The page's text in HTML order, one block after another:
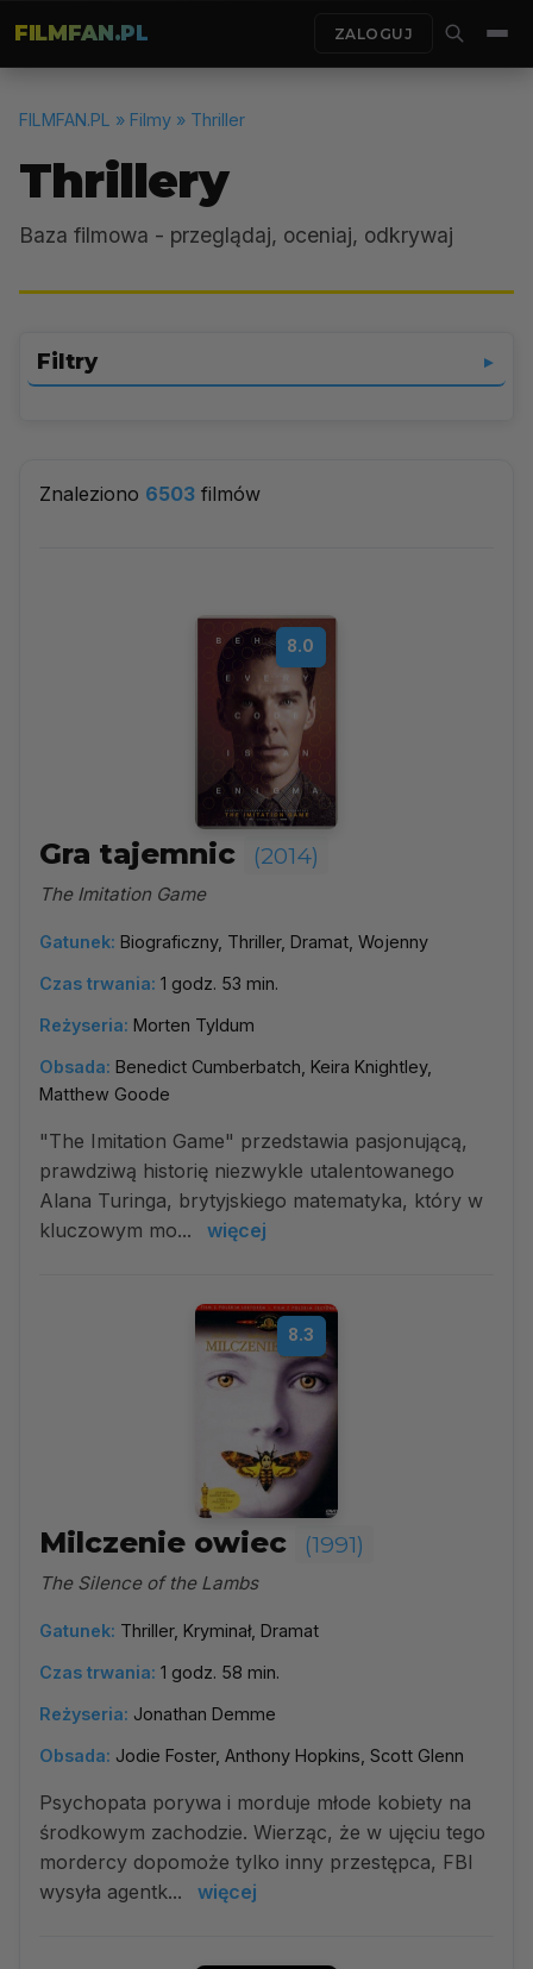
FILMFAN.PL ZALOGUJ
FILMFAN.PL » Filmy » Thriller
Thrillery
Baza filmowa - przeglądaj, oceniaj, odkrywaj
Filtry ▼
Znaleziono 6503 filmów
8.0
Gra tajemnic (2014)
The Imitation Game
Gatunek: Biograficzny, Thriller, Dramat, Wojenny
Czas trwania: 1 godz. 53 min.
Reżyseria: Morten Tyldum
Obsada: Benedict Cumberbatch, Keira Knightley,
Matthew Goode
"The Imitation Game" przedstawia pasjonującą,
prawdziwą historię niezwykle utalentowanego
Alana Turinga, brytyjskiego matematyka, który w
kluczowym mo...
więcej
8.3
Milczenie owiec (1991)
The Silence of the Lambs
Gatunek: Thriller, Kryminał, Dramat
Czas trwania: 1 godz. 58 min.
Reżyseria: Jonathan Demme
Obsada: Jodie Foster, Anthony Hopkins, Scott Glenn
Psychopata porywa i morduje młode kobiety na
środkowym zachodzie. Wierząc, że w ujęciu tego
mordercy dopomoże tylko inny przestępca, FBI
wysyła agentk...
więcej